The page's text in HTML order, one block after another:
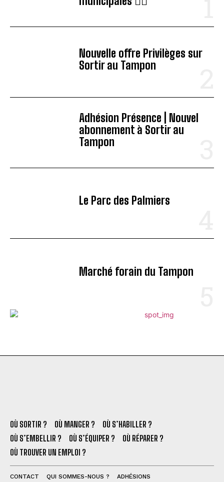
Nouvelle offre Privilèges sur
Sortir au Tampon
Adhésion Présence | Nouvel
abonnement à Sortir au
Tampon
Le Parc des Palmiers
Marché forain du Tampon
OÙ SORTIR ? OÙ MANGER ?
OÙ S’HABILLER ?
OÙ S’EMBELLIR ?
OÙ S’ÉQUIPER ?
OÙ RÉPARER ?
OÙ TROUVER UN EMPLOI ?
CONTACT QUI SOMMES-NOUS ?
ADHÉSIONS